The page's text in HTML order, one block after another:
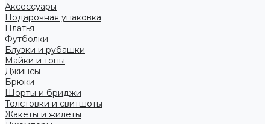
Аксессуары
Подарочная упаковка
Платья
Футболки
Блузки и рубашки
Майки и топы
Джинсы
Брюки
Шорты и бриджи
Толстовки и свитшоты
Жакеты и жилеты